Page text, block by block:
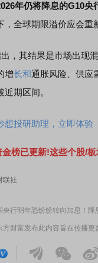
年仍将降息的G10央
，全球期限溢价应会重
其结果是市场出现混
增长和通胀风险、供应
期区间。
想投研助理，立即体验
金榜已更新!这些个股/
联社
央行明年恐纷纷转向加息！降
方财富发布此内容旨在传播更